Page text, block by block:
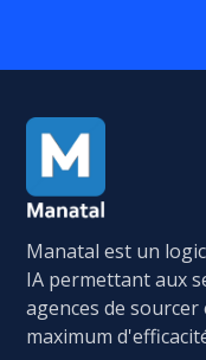
Manatal est un
IA permettant aux
agences de
maximum